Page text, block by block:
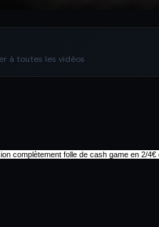
à toutes les vidéos
complètement folle de cash game en 2/